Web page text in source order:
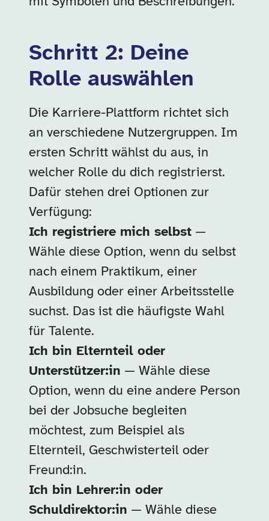
Schritt 2: Deine
Rolle auswählen
Die Karriere-Plattform richtet sich
an verschiedene Nutzergruppen. Im
ersten Schritt wählst du aus, in
welcher Rolle du dich registrierst.
Dafür stehen drei Optionen zur
Verfügung:
Ich registriere mich selbst —
Wähle diese Option, wenn du selbst
nach einem Praktikum, einer
Ausbildung oder einer Arbeitsstelle
suchst. Das ist die häufigste Wahl
für Talente.
Ich bin Elternteil oder
Unterstützer:in — Wähle diese
Option, wenn du eine andere Person
bei der Jobsuche begleiten
möchtest, zum Beispiel als
Elternteil, Geschwisterteil oder
Freund:in.
Ich bin Lehrer:in oder
Schuldirektor:in — Wähle diese